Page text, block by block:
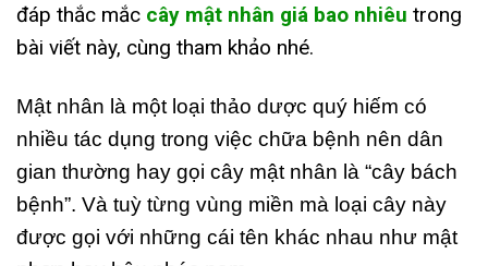
đáp thắc mắc cây mật nhân giá bao nhiêu trong
bài viết này, cùng tham khảo nhé.
Mật nhân là một loại thảo dược quý hiếm có
nhiều tác dụng trong việc chữa bệnh nên dân
gian thường hay gọi cây mật nhân là “cây bách
bệnh”. Và tuỳ từng vùng miền mà loại cây này
được gọi với những cái tên khác nhau như mật